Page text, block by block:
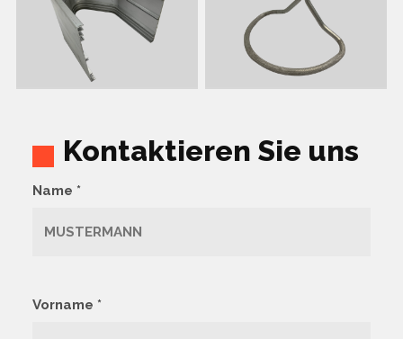
Kontaktieren Sie uns
Name *
Vorname *